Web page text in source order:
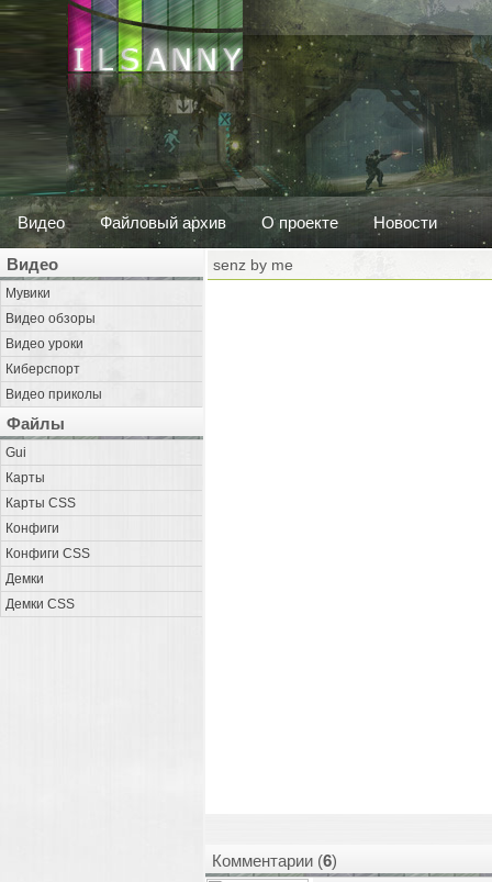
Видео Файловый архив О проекте Новости
Видео
Мувики
Видео обзоры
Видео уроки
Киберспорт
Видео приколы
Файлы
Gui
Карты
Карты CSS
Конфиги
Конфиги CSS
Демки
Демки CSS
senz by me
Комментарии (6)